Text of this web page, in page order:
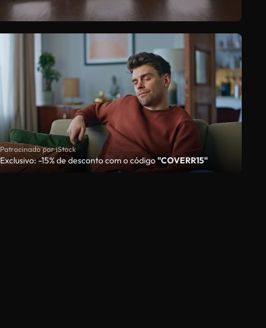
Patrocinado por iStock
Exclusivo: -15% de desconto com o código"COVERR15"